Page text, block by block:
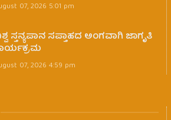
07, 2026 5:01 pm
ಸ್ತನ್ಯಪಾನ ಸಪ್ತಾಹದ ಅಂಗವಾಗಿ ಜಾಗೃತಿ
07, 2026 4:59 pm